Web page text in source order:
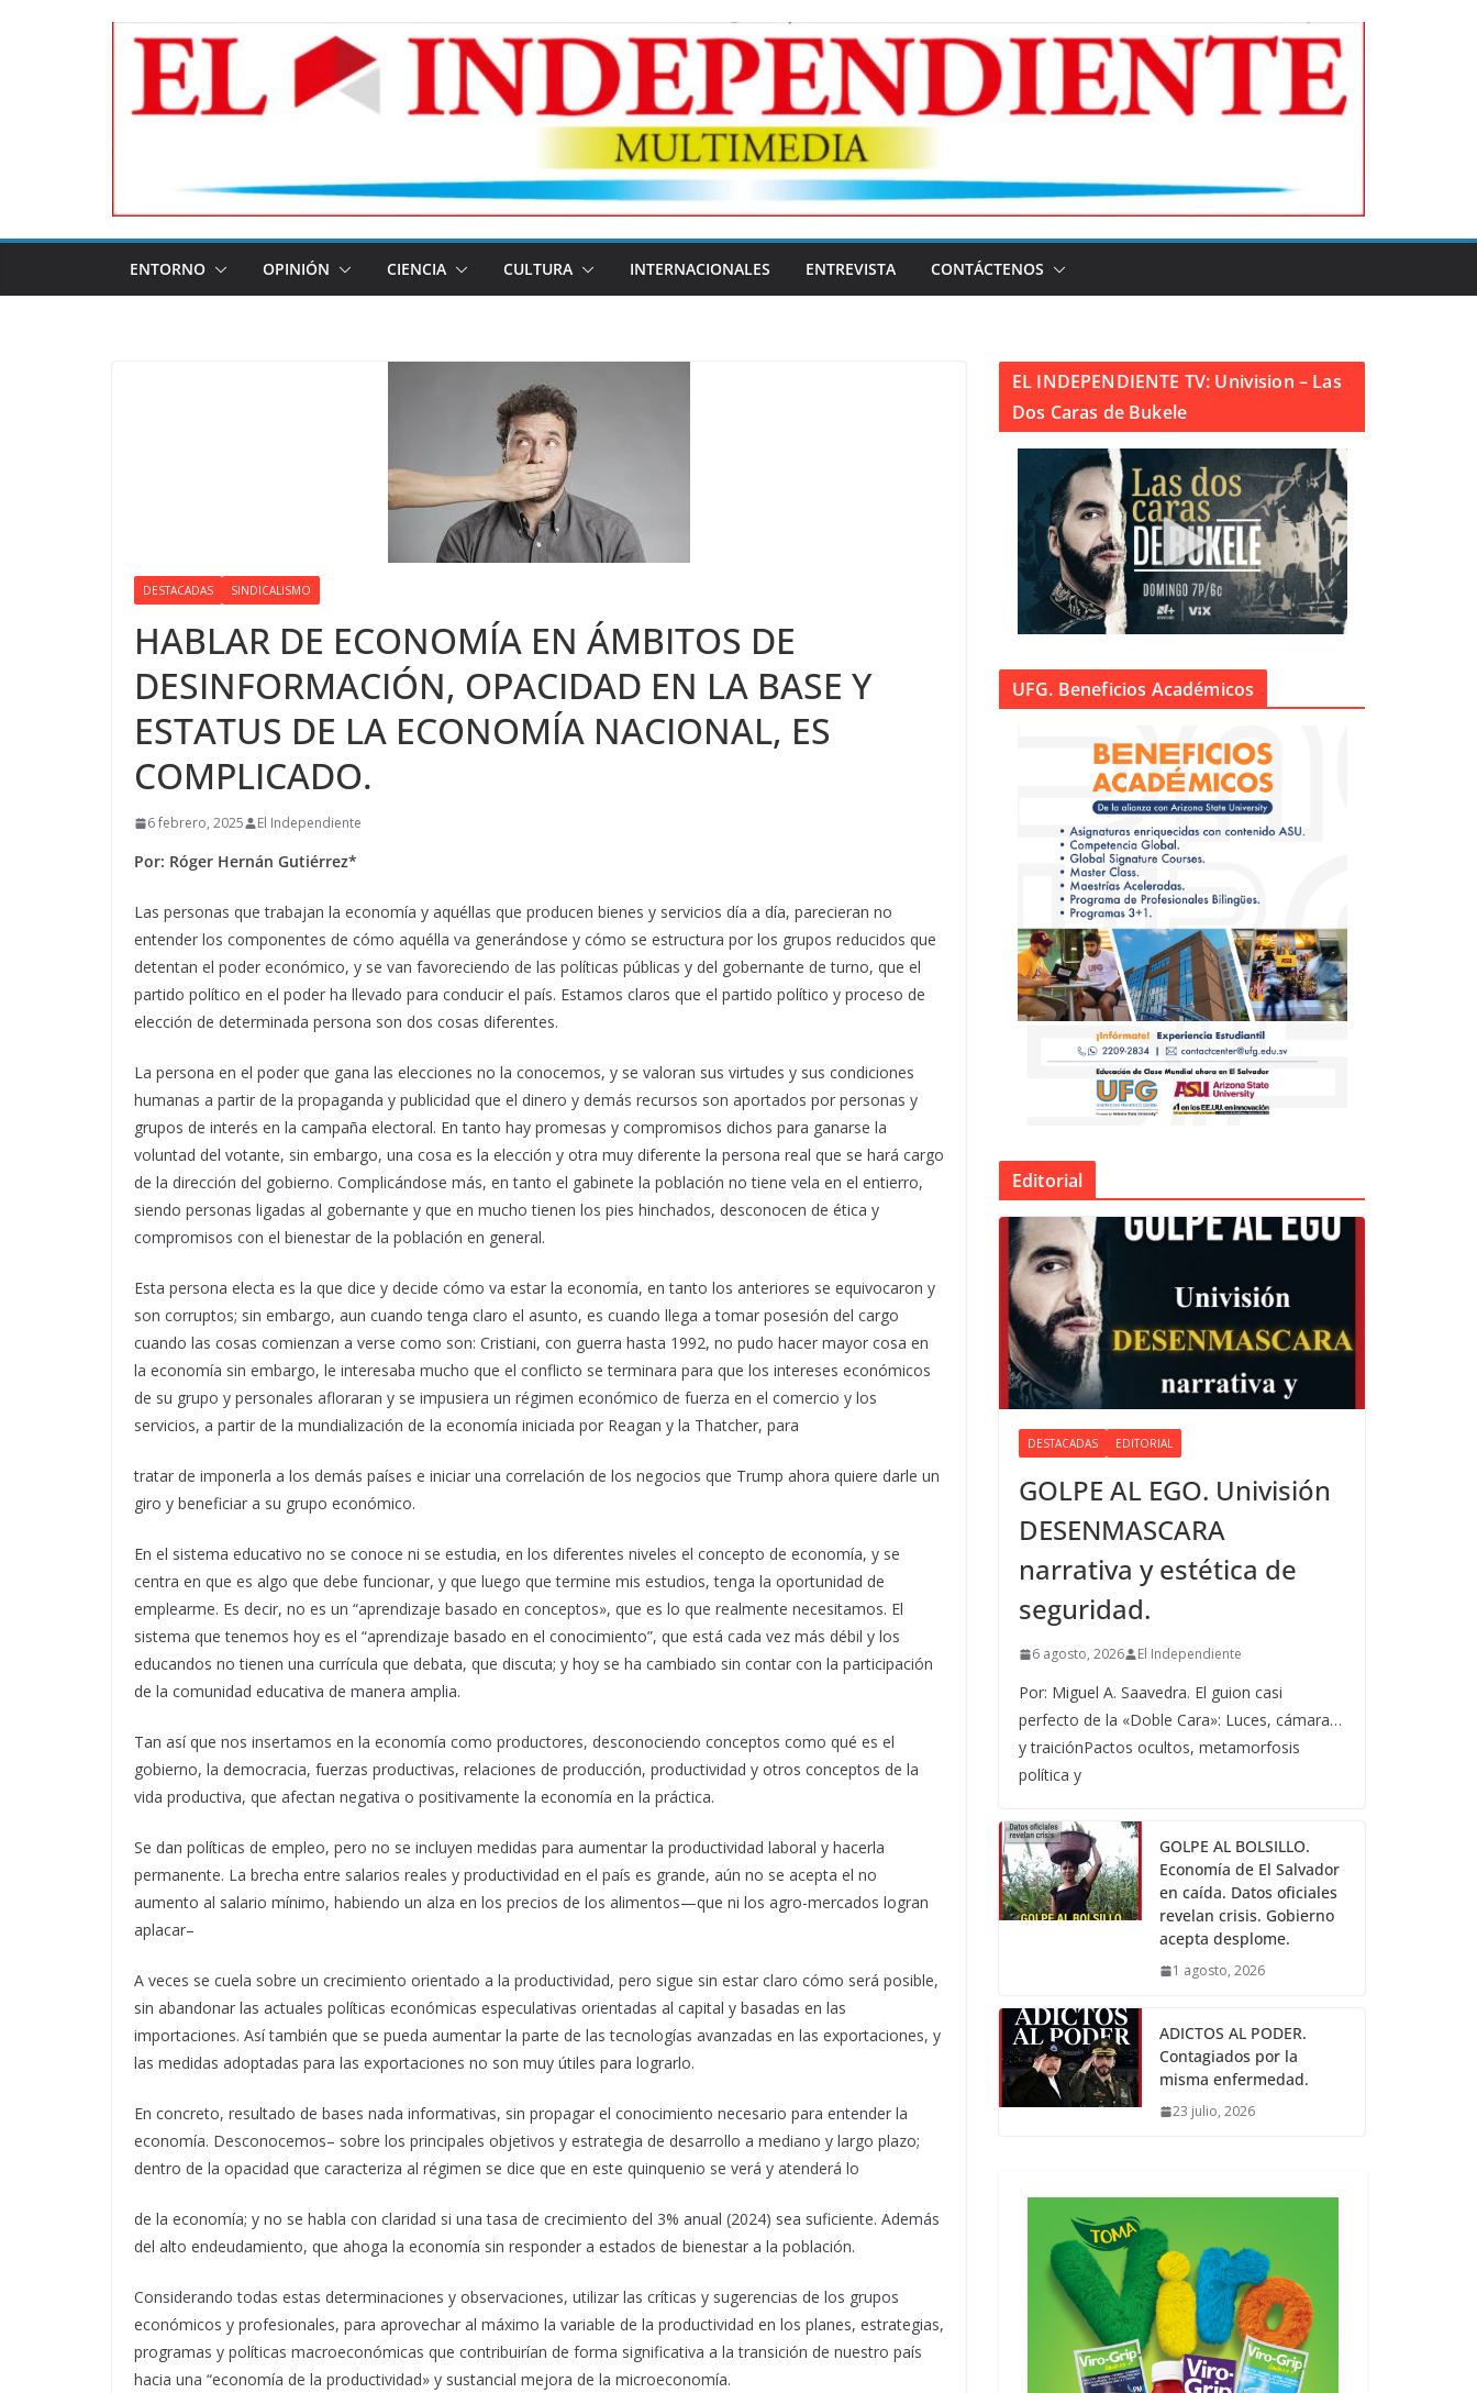
ENTORNO OPINIÓN CIENCIA CULTURA INTERNACIONALES ENTREVISTA CONTÁCTENOS
DESTACADAS SINDICALISMO
HABLAR DE ECONOMÍA EN ÁMBITOS DE
DESINFORMACIÓN, OPACIDAD EN LA BASE Y
ESTATUS DE LA ECONOMÍA NACIONAL, ES
COMPLICADO.
6 febrero, 2025 El Independiente
Por: Róger Hernán Gutiérrez*
Las personas que trabajan la economía y aquéllas que producen bienes y servicios día a día, parecieran no
entender los componentes de cómo aquélla va generándose y cómo se estructura por los grupos reducidos que
detentan el poder económico, y se van favoreciendo de las políticas públicas y del gobernante de turno, que el
partido político en el poder ha llevado para conducir el país. Estamos claros que el partido político y proceso de
elección de determinada persona son dos cosas diferentes.
La persona en el poder que gana las elecciones no la conocemos, y se valoran sus virtudes y sus condiciones
humanas a partir de la propaganda y publicidad que el dinero y demás recursos son aportados por personas y
grupos de interés en la campaña electoral. En tanto hay promesas y compromisos dichos para ganarse la
voluntad del votante, sin embargo, una cosa es la elección y otra muy diferente la persona real que se hará cargo
de la dirección del gobierno. Complicándose más, en tanto el gabinete la población no tiene vela en el entierro,
siendo personas ligadas al gobernante y que en mucho tienen los pies hinchados, desconocen de ética y
compromisos con el bienestar de la población en general.
Esta persona electa es la que dice y decide cómo va estar la economía, en tanto los anteriores se equivocaron y
son corruptos; sin embargo, aun cuando tenga claro el asunto, es cuando llega a tomar posesión del cargo
cuando las cosas comienzan a verse como son: Cristiani, con guerra hasta 1992, no pudo hacer mayor cosa en
la economía sin embargo, le interesaba mucho que el conflicto se terminara para que los intereses económicos
de su grupo y personales afloraran y se impusiera un régimen económico de fuerza en el comercio y los
servicios, a partir de la mundialización de la economía iniciada por Reagan y la Thatcher, para
tratar de imponerla a los demás países e iniciar una correlación de los negocios que Trump ahora quiere darle un
giro y beneficiar a su grupo económico.
En el sistema educativo no se conoce ni se estudia, en los diferentes niveles el concepto de economía, y se
centra en que es algo que debe funcionar, y que luego que termine mis estudios, tenga la oportunidad de
emplearme. Es decir, no es un “aprendizaje basado en conceptos», que es lo que realmente necesitamos. El
sistema que tenemos hoy es el “aprendizaje basado en el conocimiento”, que está cada vez más débil y los
educandos no tienen una currícula que debata, que discuta; y hoy se ha cambiado sin contar con la participación
de la comunidad educativa de manera amplia.
Tan así que nos insertamos en la economía como productores, desconociendo conceptos como qué es el
gobierno, la democracia, fuerzas productivas, relaciones de producción, productividad y otros conceptos de la
vida productiva, que afectan negativa o positivamente la economía en la práctica.
Se dan políticas de empleo, pero no se incluyen medidas para aumentar la productividad laboral y hacerla
permanente. La brecha entre salarios reales y productividad en el país es grande, aún no se acepta el no
aumento al salario mínimo, habiendo un alza en los precios de los alimentos—que ni los agro-mercados logran
aplacar–
A veces se cuela sobre un crecimiento orientado a la productividad, pero sigue sin estar claro cómo será posible,
sin abandonar las actuales políticas económicas especulativas orientadas al capital y basadas en las
importaciones. Así también que se pueda aumentar la parte de las tecnologías avanzadas en las exportaciones, y
las medidas adoptadas para las exportaciones no son muy útiles para lograrlo.
En concreto, resultado de bases nada informativas, sin propagar el conocimiento necesario para entender la
economía. Desconocemos– sobre los principales objetivos y estrategia de desarrollo a mediano y largo plazo;
dentro de la opacidad que caracteriza al régimen se dice que en este quinquenio se verá y atenderá lo
de la economía; y no se habla con claridad si una tasa de crecimiento del 3% anual (2024) sea suficiente. Además
del alto endeudamiento, que ahoga la economía sin responder a estados de bienestar a la población.
Considerando todas estas determinaciones y observaciones, utilizar las críticas y sugerencias de los grupos
económicos y profesionales, para aprovechar al máximo la variable de la productividad en los planes, estrategias,
programas y políticas macroeconómicas que contribuirían de forma significativa a la transición de nuestro país
hacia una “economía de la productividad» y sustancial mejora de la microeconomía.
EL INDEPENDIENTE TV: Univision – Las
Dos Caras de Bukele
UFG. Beneficios Académicos
Editorial
DESTACADAS EDITORIAL
GOLPE AL EGO. Univisión
DESENMASCARA
narrativa y estética de
seguridad.
6 agosto, 2026 El Independiente
Por: Miguel A. Saavedra. El guion casi
perfecto de la «Doble Cara»: Luces, cámara…
y traiciónPactos ocultos, metamorfosis
política y
GOLPE AL BOLSILLO.
Economía de El Salvador
en caída. Datos oficiales
revelan crisis. Gobierno
acepta desplome.
1 agosto, 2026
ADICTOS AL PODER.
Contagiados por la
misma enfermedad.
23 julio, 2026